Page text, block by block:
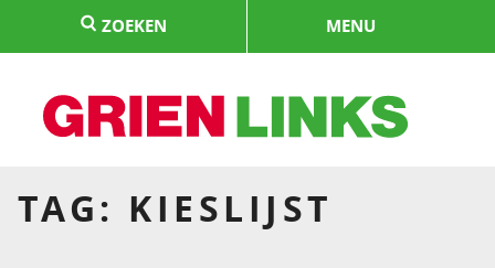
springen
ZOEKEN MENU
TAG: KIESLIJST